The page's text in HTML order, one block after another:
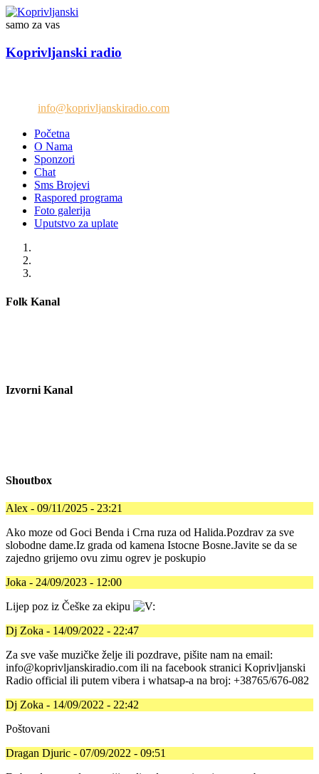
samo za vas
Koprivljanski radio
info@koprivljanskiradio.com
Početna
O Nama
Sponzori
Chat
Sms Brojevi
Raspored programa
Foto galerija
Uputstvo za uplate
Folk Kanal
Izvorni Kanal
Shoutbox
Alex - 09/11/2025 - 23:21
Ako moze od Goci Benda i Crna ruza od Halida.Pozdrav za sve
slobodne dame.Iz grada od kamena Istocne Bosne.Javite se da se
zajedno grijemo ovu zimu ogrev je poskupio
Joka - 24/09/2023 - 12:00
Lijep poz iz Češke za ekipu
Dj Zoka - 14/09/2022 - 22:47
Za sve vaše muzičke želje ili pozdrave, pišite nam na email:
info@koprivljanskiradio.com ili na facebook stranici Koprivljanski
Radio official ili putem vibera i whatsap-a na broj: +38765/676-082
Dj Zoka - 14/09/2022 - 22:42
Poštovani
Dragan Djuric - 07/09/2022 - 09:51